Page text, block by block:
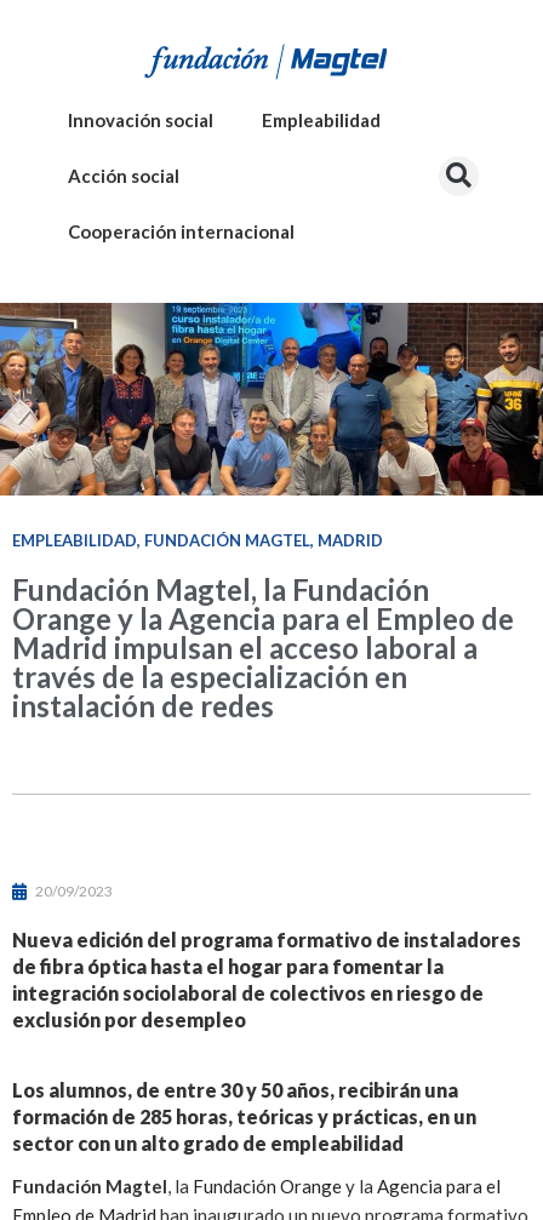
Innovación social Empleabilidad
Acción social
Cooperación internacional
EMPLEABILIDAD, FUNDACIÓN MAGTEL, MADRID
Fundación Magtel, la Fundación
Orange y la Agencia para el Empleo de
Madrid impulsan el acceso laboral a
través de la especialización en
instalación de redes
20/09/2023
Nueva edición del programa formativo de instaladores
de fibra óptica hasta el hogar para fomentar la
integración sociolaboral de colectivos en riesgo de
exclusión por desempleo
Los alumnos, de entre 30 y 50 años, recibirán una
formación de 285 horas, teóricas y prácticas, en un
sector con un alto grado de empleabilidad
Fundación Magtel, la Fundación Orangey la Agencia para el
Empleo de Madrid han inaugurado un nuevo programa formativo